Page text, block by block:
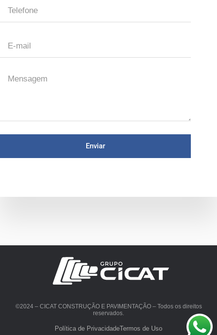
Enviar
©2024 – CICAT CONSTRUÇÃO E PAVIMENTAÇÃO – Todos os direitos
reservados.
Política de PrivacidadeTermos de Uso